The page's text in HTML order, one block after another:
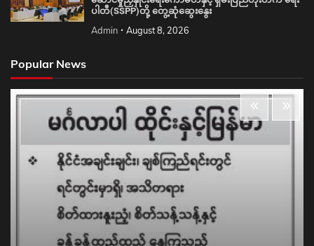
ပါတီ(SSPP)တို့ တွေ့ဆုံဆွေးနွေး
Admin August 8, 2026
Popular News